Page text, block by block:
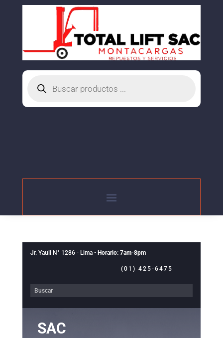
productos
Jr. Yauli N° 1286 - Lima • Horario: 7am-8pm
(01) 425-6475
SAC